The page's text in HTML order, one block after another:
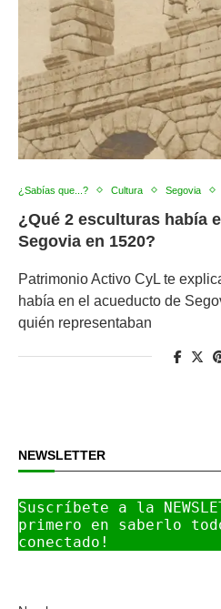
¿Sabías que...? Cultura Segovia
¿Qué 2 esculturas había
Segovia en 1520?
Patrimonio Activo CyL te
había en el acueducto de
quién representaban
NEWSLETTER
Suscríbete a la
primero en saberlo
conectado!